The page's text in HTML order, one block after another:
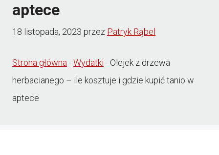
aptece
18 listopada, 2023 przez Patryk Rąbel
Strona główna-Wydatki -Olejek z drzewa
herbacianego – ile kosztuje i gdzie kupić tanio w
aptece